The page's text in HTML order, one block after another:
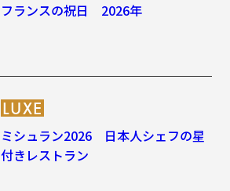
フランスの祝日 2026年
LUXE
ミシュラン2026 日本人シェフの星
付きレストラン